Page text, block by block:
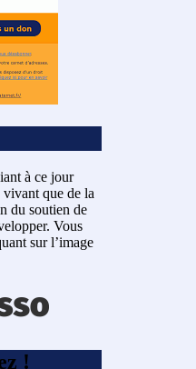
à ce jour
vivant que de la
du soutien de
Vous
sur l’image
!